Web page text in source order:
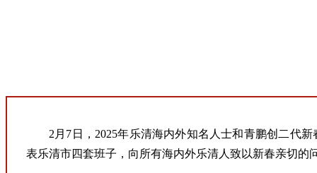
2月7日，2025年乐清海内外知名人士和青鹏创二代
表乐清市四套班子，向所有海内外乐清人致以新春亲切的